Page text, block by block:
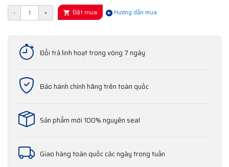
- + Đặt mua Hướng dẫn mua
Đổi trả linh hoạt trong vòng 7 ngày
Bảo hành chính hãng trên toàn quốc
Sản phẩm mới 100% nguyên seal
Giao hàng toàn quốc các ngày trong tuần